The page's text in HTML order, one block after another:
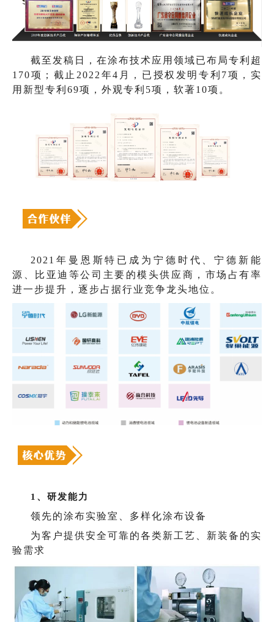
截至发稿日，在涂布技术应用领域已布局专利超
170项；截止2022年4月，已授权发明专利7项，实
用新型专利69项，外观专利5项，软著10项。
2021年曼恩斯特已成为宁德时代、宁德新能
源、比亚迪等公司主要的模头供应商，市场占有率
进一步提升，逐步占据行业竞争龙头地位。
1、研发能力
领先的涂布实验室、多样化涂布设备
为客户提供安全可靠的各类新工艺、新装备的实
验需求